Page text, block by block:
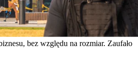
bez względu na rozmiar. Zaufało